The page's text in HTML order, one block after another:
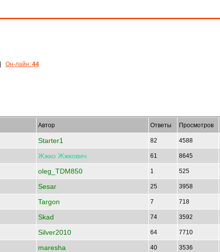
Он-лайн: 44
Автор Ответы Просмотров
Starter1 82 4588
Жжко Жжкович 61 8645
oleg_TDM850 1 525
Sesar 25 3958
Targon 7 718
Skad 74 3592
Silver2010 64 7710
maresha 40 3536